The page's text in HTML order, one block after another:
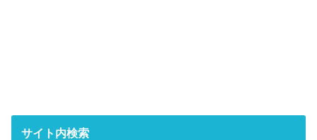
サイト内検索